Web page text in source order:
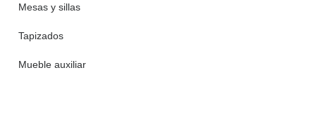
Mesas y sillas
Tapizados
Mueble auxiliar